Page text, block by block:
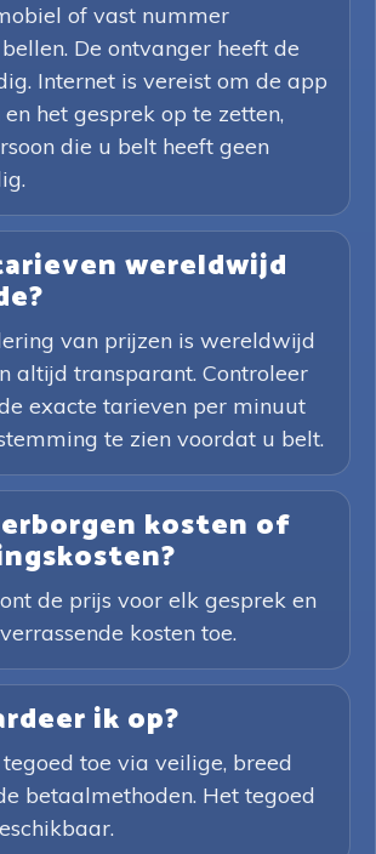
of vast nummer
De ontvanger heeft de
Internet is vereist om de app
het gesprek op te zetten,
die u belt heeft geen
wereldwijd
van prijzen is wereldwijd
altijd transparant. Controleer
exacte tarieven per minuut
te zien voordat u belt.
kosten of
de prijs voor elk gesprek en
kosten toe.
ik op?
toe via veilige, breed
betaalmethoden. Het tegoed